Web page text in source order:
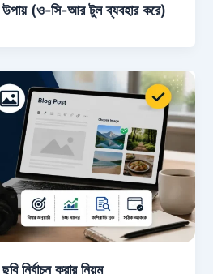
উপায় (ও-সি-আর টুল ব্যবহার করে)
নির্বাচন করার নিয়ম